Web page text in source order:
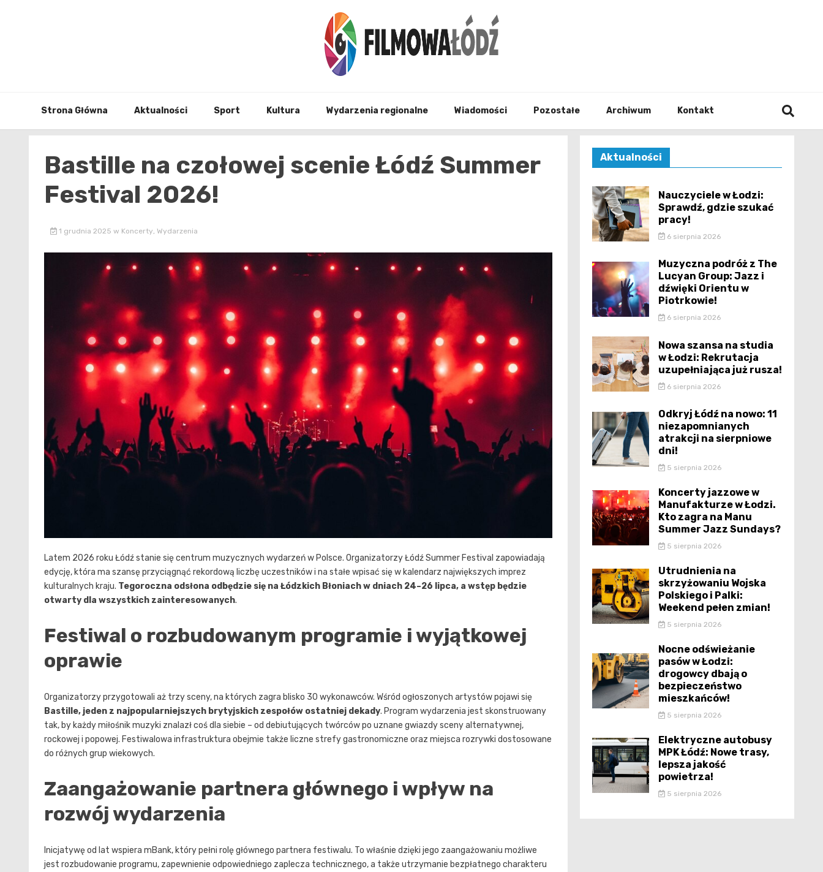
Strona Główna Aktualności Sport Kultura Wydarzenia regionalne Wiadomości Pozostałe Archiwum Kontakt
Bastille na czołowej scenie Łódź Summer
Festival 2026!
1 grudnia 2025 w Koncerty, Wydarzenia
Latem 2026 roku Łódź stanie się centrum muzycznych wydarzeń w Polsce. Organizatorzy Łódź Summer Festival zapowiadają
edycję, która ma szansę przyciągnąć rekordową liczbę uczestników i na stałe wpisać się w kalendarz największych imprez
kulturalnych kraju. Tegoroczna odsłona odbędzie się na Łódzkich Błoniach w dniach 24–26 lipca, a wstęp będzie
otwarty dla wszystkich zainteresowanych.
Festiwal o rozbudowanym programie i wyjątkowej
oprawie
Organizatorzy przygotowali aż trzy sceny, na których zagra blisko 30 wykonawców. Wśród ogłoszonych artystów pojawi się
Bastille, jeden z najpopularniejszych brytyjskich zespołów ostatniej dekady. Program wydarzenia jest skonstruowany
tak, by każdy miłośnik muzyki znalazł coś dla siebie – od debiutujących twórców po uznane gwiazdy sceny alternatywnej,
rockowej i popowej. Festiwalowa infrastruktura obejmie także liczne strefy gastronomiczne oraz miejsca rozrywki dostosowane
do różnych grup wiekowych.
Zaangażowanie partnera głównego i wpływ na
rozwój wydarzenia
Inicjatywę od lat wspiera mBank, który pełni rolę głównego partnera festiwalu. To właśnie dzięki jego zaangażowaniu możliwe
jest rozbudowanie programu, zapewnienie odpowiedniego zaplecza technicznego, a także utrzymanie bezpłatnego charakteru
Aktualności
Nauczyciele w Łodzi:
Sprawdź, gdzie szukać
pracy!
6 sierpnia 2026
Muzyczna podróż z The
Lucyan Group: Jazz i
dźwięki Orientu w
Piotrkowie!
6 sierpnia 2026
Nowa szansa na studia
w Łodzi: Rekrutacja
uzupełniająca już rusza!
6 sierpnia 2026
Odkryj Łódź na nowo: 11
niezapomnianych
atrakcji na sierpniowe
dni!
5 sierpnia 2026
Koncerty jazzowe w
Manufakturze w Łodzi.
Kto zagra na Manu
Summer Jazz Sundays?
5 sierpnia 2026
Utrudnienia na
skrzyżowaniu Wojska
Polskiego i Palki:
Weekend pełen zmian!
5 sierpnia 2026
Nocne odświeżanie
pasów w Łodzi:
drogowcy dbają o
bezpieczeństwo
mieszkańców!
5 sierpnia 2026
Elektryczne autobusy
MPK Łódź: Nowe trasy,
lepsza jakość
powietrza!
5 sierpnia 2026